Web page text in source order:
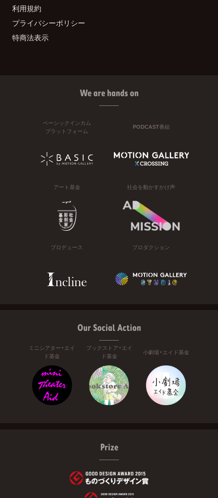
利用規約
プライバシーポリシー
特商法表示
We are hands on
ベーシックインカム
プラットフォーム
PODCAST番組
アート基金 社会を動かすかけ声
プロデュース プロダクション
Our Social Action
ミニシアター・エイ
ド基金
ブックストア・エイ
ド基金
小劇場・エイド基金
Prize